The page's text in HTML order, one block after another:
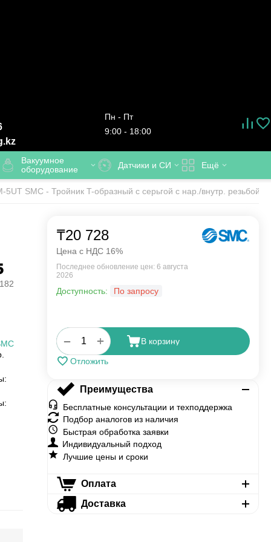
Пн - Пт
9:00 - 18:00
Вакуумное
оборудование
Датчики и СИ Ещё
5UT SMC - Тройник T-образный с серьгой с нар./внутр. резьбой
₸20 728
Цена с НДС 16%
Последнее обновление цен: 6 августа
2026
Доступность: По запросу
+
− В корзину
Отложить
Преимущества
Бесплатные консультации и техподдержка
Подбор аналогов из наличия
Быстрая обработка заявки
Индивидуальный подход
Лучшие цены и сроки
Оплата
Доставка